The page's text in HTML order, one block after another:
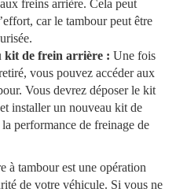
freins arrière. Cela peut
car le tambour peut être
kit de frein arrière : Une fois
vous pouvez accéder aux
Vous devrez déposer le kit
installer un nouveau kit de
performance de freinage de
à tambour est une opération
de votre véhicule. Si vous ne